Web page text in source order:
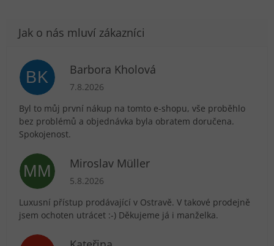
BK Barbora Kholová
Hodnocení obchodu je 5 z 5 hvězdiček.
7.8.2026
Byl to můj první nákup na tomto e-shopu, vše proběhlo
bez problémů a objednávka byla obratem doručena.
Spokojenost.
MM Miroslav Müller
Hodnocení obchodu je 5 z 5 hvězdiček.
5.8.2026
Luxusní přístup prodávající v Ostravě. V takové prodejně
jsem ochoten utrácet :-) Děkujeme já i manželka.